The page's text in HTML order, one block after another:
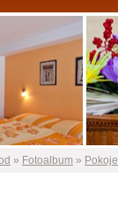
» Fotoalbum » Pokoje